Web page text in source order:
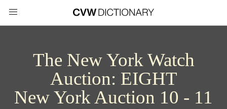
The New York Watch
Auction: EIGHT
New York Auction 10 - 11